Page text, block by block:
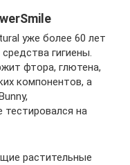
уже более 60 лет
гигиены.
фтора, глютена,
компонентов, а
на
растительные